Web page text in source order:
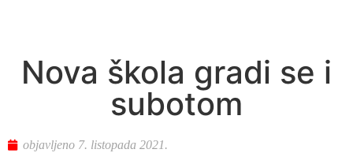
Nova škola gradi se i
subotom
objavljeno 7. listopada 2021.